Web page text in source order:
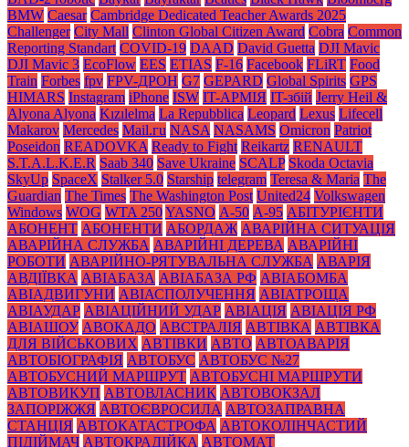
BMW Caesar Cambridge Dedicated Teacher Awards 2025
Challenger City Mall Clinton Global Citizen Award Cobra Common
Reporting Standart COVID-19 DAAD David Guetta DJI Mavic
DJI Mavic 3 EcoFlow EES ETIAS F-16 Facebook FLiRT Food
Train Forbes fpv FPV-ДРОН G7 GEPARD Global Spirits GPS
HIMARS Instagram iPhone ISW IT-АРМІЯ IT-збій Jerry Heil &
Alyona Alyona Kızılelma La Repubblica Leopard Lexus Lifecell
Makarov Mercedes Mаil.гu NASA NASAMS Omicron Patriot
Poseidon READOVKA Ready to Fight Reikartz RENAULT
S.T.A.L.K.E.R Saab 340 Save Ukraine SCALP Skoda Octavia
SkyUp SpaceX Stalker 5.0 Starship telegram Teresa & Maria The
Guardian The Times The Washington Post United24 Volkswagen
Windows WOG WTA 250YASNO А-50 А-95 АБІТУРІЄНТИ
АБОНЕНТ АБОНЕНТИ АБОРДАЖ АВАРІЙНА СИТУАЦІЯ
АВАРІЙНА СЛУЖБА АВАРІЙНІ ДЕРЕВА АВАРІЙНІ
РОБОТИ АВАРІЙНО-РЯТУВАЛЬНА СЛУЖБА АВАРІЯ
АВДІЇВКА АВІАБАЗА АВІАБАЗА РФ АВІАБОМБА
АВІАДВИГУНИ АВІАСПОЛУЧЕННЯ АВІАТРОЩА
АВІАУДАР АВІАЦІЙНИЙ УДАР АВІАЦІЯ АВІАЦІЯ РФ
АВІАШОУ АВОКАДО АВСТРАЛІЯ АВТІВКА АВТІВКА
ДЛЯ ВІЙСЬКОВИХ АВТІВКИ АВТО АВТОАВАРІЯ
АВТОБІОГРАФІЯ АВТОБУС АВТОБУС №27
АВТОБУСНИЙ МАРШРУТ АВТОБУСНІ МАРШРУТИ
АВТОВИКУП АВТОВЛАСНИК АВТОВОКЗАЛ
ЗАПОРІЖЖЯ АВТОЄВРОСИЛА АВТОЗАПРАВНА
СТАНЦІЯ АВТОКАТАСТРОФА АВТОКОЛІНЧАСТИЙ
ПІДІЙМАЧ АВТОКРАДІЙКА АВТОМАТ